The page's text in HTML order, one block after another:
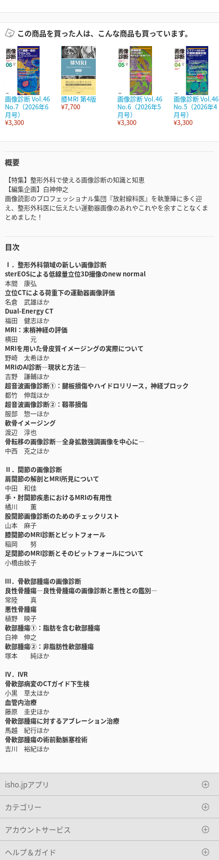
この商品を買った人は、こんな商品も買っています。
画像診断 Vol.46
No.7（2026年6
月号）
¥3,300
膝MRI 第4版
¥7,700
画像診断 Vol.46
No.6（2026年5
月号）
¥3,300
画像診断 Vol.46
No.5（2026年4
月号）
¥3,300
概要
【特集】整形外科で使える画像診断の知識と知恵
【編集企画】白神伸之
画像読影のプロフェッショナル集団『放射線科医』を執筆陣に多く迎
え、整形外科医に伝えたい運動器画像のあれやこれやを余すことなくま
とめました！
目次
Ⅰ．整形外科領域の新しい画像診断
sterEOSによる低線量立位3D撮像のnew normal
本間 康弘
立位CTによる荷重下の運動器画像評価
名倉 武雄ほか
Dual-Energy CT
福田 健志ほか
MRI：末梢神経の評価
横田 元
MRIを用いた骨皮質イメージングの実際について
野崎 太希ほか
MRIのAI診断―現状と方法―
吉野 謙輔ほか
超音波画像診断①：腱板損傷やハイドロリリース，神経ブロック
都竹 伸哉ほか
超音波画像診断②：靱帯損傷
服部 惣一ほか
軟骨イメージング
渡辺 淳也
骨転移の画像診断―全身拡散強調画像を中心に―
中西 克之ほか
Ⅱ．関節の画像診断
肩関節の解剖とMRI所見について
中田 和佳
手・肘関節疾患におけるMRIの有用性
橘川 薫
股関節画像診断のためのチェックリスト
山本 麻子
膝関節のMRI診断とピットフォール
稲岡 努
足関節のMRI診断とそのピットフォールについて
小橋由紋子
Ⅲ．骨軟部腫瘍の画像診断
良性骨腫瘍―良性骨腫瘍の画像診断と悪性との鑑別―
常陸 真
悪性骨腫瘍
植野 映子
軟部腫瘍①：脂肪を含む軟部腫瘍
白神 伸之
軟部腫瘍②：非脂肪性軟部腫瘍
塚本 純ほか
Ⅳ．IVR
骨軟部病変のCTガイド下生検
小黒 草太ほか
血管内治療
藤原 圭史ほか
骨軟部腫瘍に対するアブレーション治療
馬越 紀行ほか
骨軟部腫瘍の術前動脈塞栓術
吉川 裕紀ほか
isho.jpアプリ
カテゴリー
アカウントサービス
ヘルプ＆ガイド